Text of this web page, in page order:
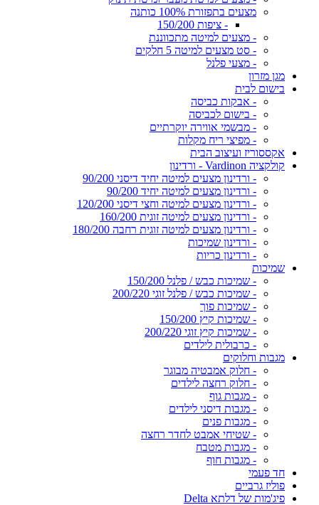
מצעים בתפזורת 100% כותנה
- ציפות 150/200
- מצעים למיטה מתכווננת
- סט מצעים למיטה 5 חלקים
- מצעי פלנל
מגן מזרון
בישום לבית
- אבקות כביסה
- בישום לכביסה
- מבשמי אווירה יוקרתיים
- מפיצי ריח מקלות
אקססוריז ועיצוב הבית
קולקציה Vardinon - ורדינון
- ורדינון מצעים למיטה יחיד דיסני 90/200
- ורדינון מצעים למיטה יחיד 90/200
- ורדינון מצעים למיטה וחצי דיסני 120/200
- ורדינון מצעים למיטה זוגית 160/200
- ורדינון מצעים למיטה זוגית רחבה 180/200
- ורדינון שמיכות
- ורדינון כריות
שמיכות
- שמיכות כבש / פלנל 150/200
- שמיכות כבש / פלנל זוגי 200/220
- שמיכות פוך
- שמיכות קיץ 150/200
- שמיכות קיץ זוגי 200/220
- כרבולית לילדים
מגבות וחלוקים
- חלוק אמבטיה מבוגר
- חלוק רחצה לילדים
- מגבות גוף
- מגבות דיסני לילדים
- מגבות פנים
- שטיחי אמבט לחדר רחצה
- מגבות מטבח
- מגבות חוף
חד פעמי
פוליז גרביים
פיג'מות של דלתא Delta